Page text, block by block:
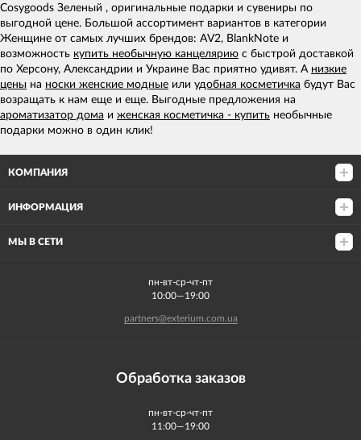
Cosygoods Зеленый , оригинальные подарки и сувениры по
выгодной цене. Большой ассортимент вариантов в категории
Женщине от самых лучших брендов: AV2, BlankNote и
возможность купить необычную канцелярию с быстрой доставкой
по Херсону, Александрии и Украине Вас приятно удивят. А низкие
цены на носки женские модные или удобная косметичка будут Вас
возращать к нам еще и еще. Выгодные предложения на
ароматизатор дома и женская косметичка - купить необычные
подарки можно в один клик!
КОМПАНИЯ
ИНФОРМАЦИЯ
МЫ В СЕТИ
пн-вт-ср-чт-пт
10:00—19:00
partners@exterium.com.ua
Обработка заказов
пн-вт-ср-чт-пт
11:00—19:00